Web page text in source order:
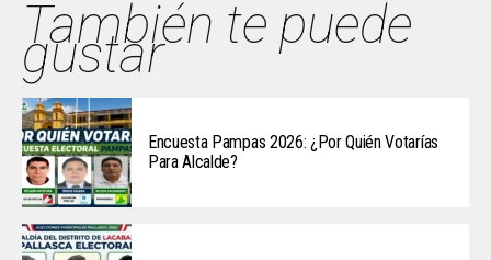
También te puede
gustar
Encuesta Pampas 2026: ¿Por Quién Votarías
Para Alcalde?